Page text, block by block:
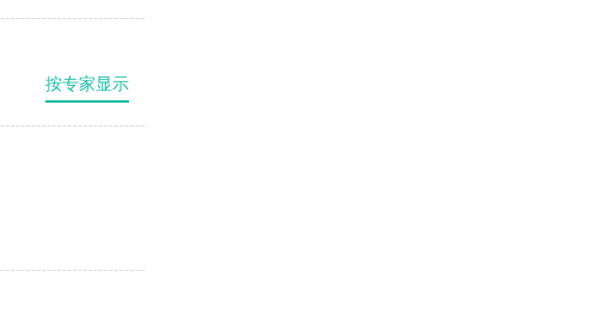
按专家显示